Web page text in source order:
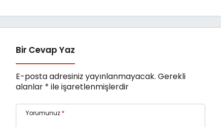
Bir Cevap Yaz
E-posta adresiniz yayınlanmayacak. Gerekli
alanlar * ile işaretlenmişlerdir
Yorumunuz *